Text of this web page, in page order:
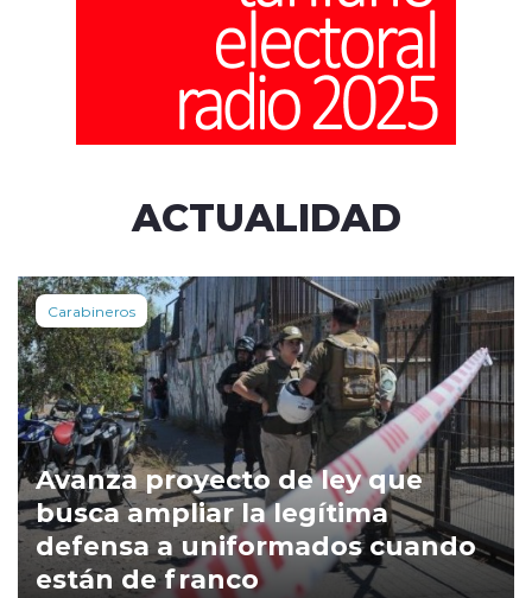
ACTUALIDAD
Carabineros
Avanza proyecto de ley que
busca ampliar la legítima
defensa a uniformados cuando
están de franco